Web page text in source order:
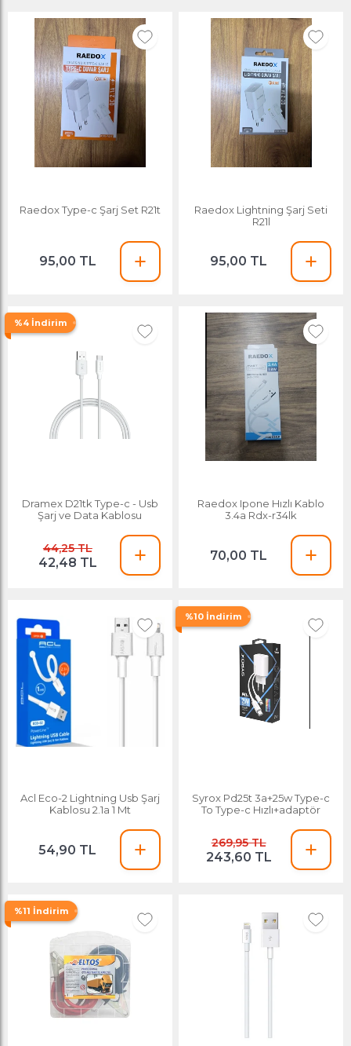
Raedox Type-c Şarj Set R21t
95,00 TL
Raedox Lightning Şarj Seti
R21l
95,00 TL
%4 İndirim
Dramex D21tk Type-c - Usb
Şarj ve Data Kablosu
44,25 TL
42,48 TL
Raedox Ipone Hızlı Kablo
3.4a Rdx-r34lk
70,00 TL
Acl Eco-2 Lightning Usb Şarj
Kablosu 2.1a 1 Mt
54,90 TL
%10 İndirim
Syrox Pd25t 3a+25w Type-c
To Type-c Hızlı+adaptör
269,95 TL
243,60 TL
%11 İndirim